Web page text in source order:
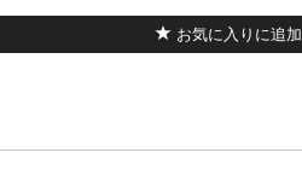
お気に入りに追加